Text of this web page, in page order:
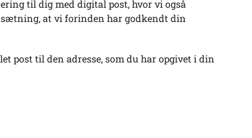
til dig med digital post, hvor vi også
at vi forinden har godkendt din
post til den adresse, som du har opgivet i din